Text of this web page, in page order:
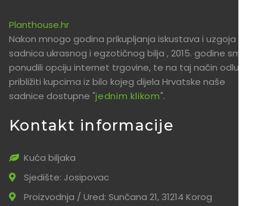
Planthouse.hr
Nakon mnogo godina prikupljanja iskustava i uzgoja
sadnica ukrasnog i egzotičnog bilja , 2015. godine smo
ponudili opciju internet trgovine, te na taj način odlučili
približiti kupcima iz bilo kojeg dijela Hrvatske naše
sadnice dostupne "jednim klikom".
Kontakt informacije
Kuća biljaka
Sjedište: Josipovac
Proizvodnja / Ured: Sunčana 21, 31214 Korog